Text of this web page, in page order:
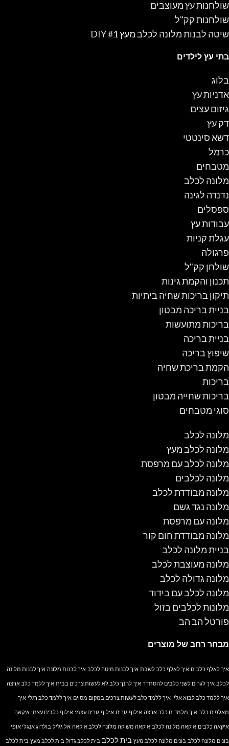
שולחנות עץ מעוצבים
שולחנות קק"ל
שיטה לבנות מלונה לכלב מעץ #1 DIY
בתי עץ לילדים
בלוג
אדניות עץ
גיזום עצים
דק עץ
דשא סינטטי
כרמל
מטבחים
מלונה לכלב
נדנדה לגינה
ספסלים
עבודות עץ
עגלת קניות
פרגולה
שולחן קק"ל
תכנון והקמת גינות
תיקון בריכות שחיה ביתיות
בניית בריכה מבטון
בריכות מתועשות
בניית בריכה
שיפוץ בריכה
הקמת בריכת שחיה
בריכות
בריכות שחייה מבטון
סוגי מטבחים
מלונה לכלב
מלונה לכלב מעץ
מלונה לכלב עם מרפסת
מלונה לכלבים
מלונה מבודדת לכלב
מלונה נגד גשם
מלונה עם מרפסת
מלונה מבודדת חום קור
בניית מלונה לכלב
מלונה מעוצבת לכלב
מלונה גדולה לכלב
מלונה לכלב עם בידוד
מלונות לכלבים בזול
פורטל הב הב
מבחר רחב של מוצרים
איך לאלף כלבים איך לאלף כלב לשבת איך לבנות מיטה לכלב איך לבנות מלונה איך לבנות מלונה
לכלב איך לגרום לשני כלבים להסתדר איך לחנך כלב לא לעשות צרכים בבית איך ללמד כלב ארצה
איך ללמד כלב לבוא אליי איך ללמד כלב לעשות צרכים במקום מסוים איך ללמד כלב רגלי איך
מאלפים כלב איך מלמדים כלב ארצה אילוף גורים אילוף גורים עצמי אילוף כלבים עצמי איקאה
איקאה כלבים איקאה מלונה לכלב איקאה משיקה מלונה לכלב איקאה אל גליל בולדוג אנגלי אופי
בונים מלונה לכלב בונים מלונה לכלב מעץ בית לכלב בית לכלב גדול בית לכלב מעץ בית לכלב